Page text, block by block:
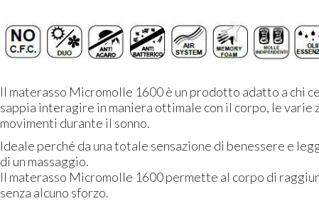
Il materasso Micromolle 1600 è un prodotto adatto a chi
sappia interagire in maniera ottimale con il corpo, le varie
movimenti durante il sonno.
Ideale perché da una totale sensazione di benessere e
di un massaggio.
Il materasso Micromolle 1600 permette al corpo di
senza alcuno sforzo.